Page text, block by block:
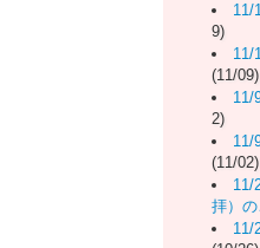
11/
9)
11/
(11/09)
11/
2)
11/
(11/02)
11/
拝）
11/